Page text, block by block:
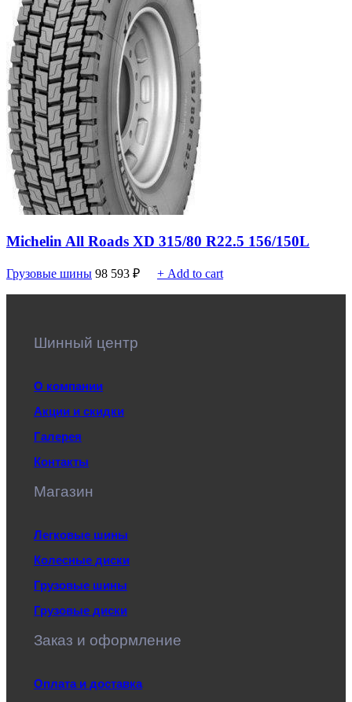
Michelin All Roads XD 315/80 R22.5 156/150L
Грузовые шины 98 593 ₽ + Add to cart
Шинный центр
О компании
Акции и скидки
Галерея
Контакты
Магазин
Легковые шины
Колесные диски
Грузовые шины
Грузовые диски
Заказ и оформление
Оплата и доставка